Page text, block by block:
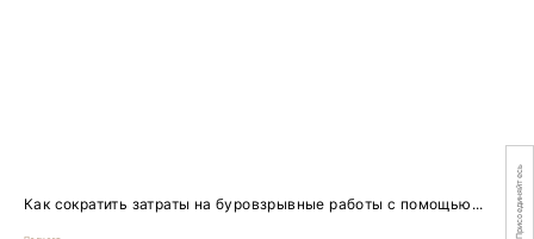
Как сократить затраты на буровзрывные работы с помощью... Присоединяйтесь